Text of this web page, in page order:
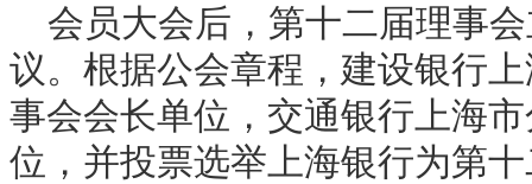
会员大会后，第十二届理事
议。根据公会章程，建设银行
事会会长单位，交通银行上海
位，并投票选举上海银行为第